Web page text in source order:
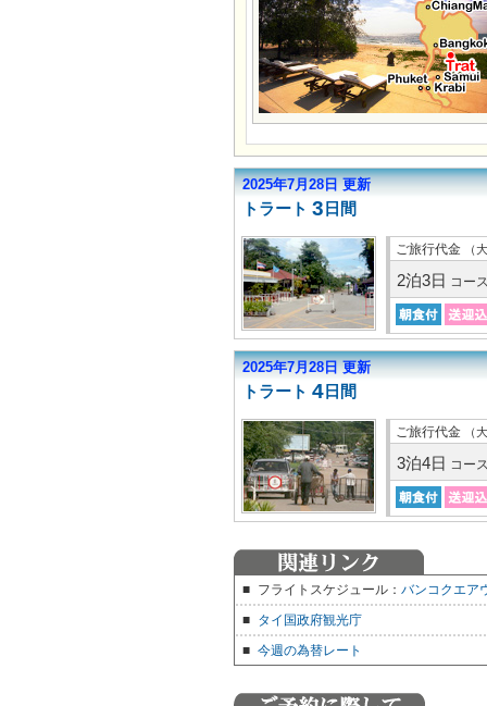
2025年7月28日 更新
トラート 3 日間
ご旅行代金 （
2泊3日 コー
2025年7月28日 更新
トラート 4 日間
ご旅行代金 （
3泊4日 コー
■ フライトスケジュール： バンコクエア
■
タイ国政府観光庁
■ 今週の為替レート